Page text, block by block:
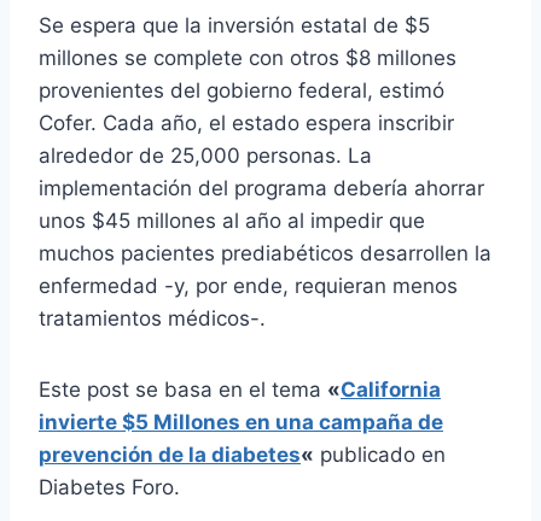
Se espera que la inversión estatal de $5
millones se complete con otros $8 millones
provenientes del gobierno federal, estimó
Cofer. Cada año, el estado espera inscribir
alrededor de 25,000 personas. La
implementación del programa debería ahorrar
unos $45 millones al año al impedir que
muchos pacientes prediabéticos desarrollen la
enfermedad -y, por ende, requieran menos
tratamientos médicos-.
Este post se basa en el tema «California
invierte $5 Millones en una campaña de
prevención de la diabetes« publicado en
Diabetes Foro.